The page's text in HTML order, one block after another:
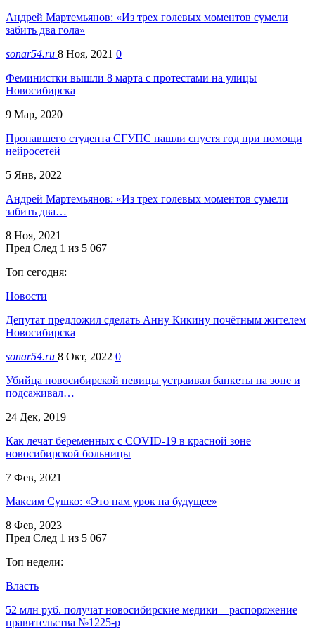
Андрей Мартемьянов: «Из трех голевых моментов сумели
забить два гола»
sonar54.ru 8 Ноя, 2021 0
Феминистки вышли 8 марта с протестами на улицы
Новосибирска
9 Мар, 2020
Пропавшего студента СГУПС нашли спустя год при помощи
нейросетей
5 Янв, 2022
Андрей Мартемьянов: «Из трех голевых моментов сумели
забить два…
8 Ноя, 2021
Пред След 1 из 5 067
Топ сегодня:
Новости
Депутат предложил сделать Анну Кикину почётным жителем
Новосибирска
sonar54.ru 8 Окт, 2022 0
Убийца новосибирской певицы устраивал банкеты на зоне и
подсаживал…
24 Дек, 2019
Как лечат беременных с COVID-19 в красной зоне
новосибирской больницы
7 Фев, 2021
Максим Сушко: «Это нам урок на будущее»
8 Фев, 2023
Пред След 1 из 5 067
Топ недели:
Власть
52 млн руб. получат новосибирские медики – распоряжение
правительства №1225-р